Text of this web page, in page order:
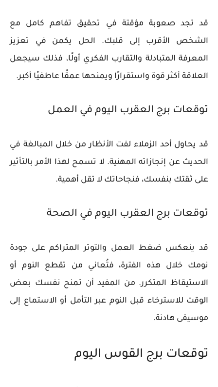
قد تجد صعوبة مؤقتة في تحقيق تفاهم كامل مع
الشخص الأقرب إلى قلبك. الحل يكمن في تعزيز
المعرفة المتبادلة والتقارب الفكري أولًا، فذلك سيجعل
العلاقة أكثر قوة واستقرارًا ويمنحها عمقًا عاطفيًا أكبر.
توقعات برج العقرب اليوم في العمل
قد يحاول أحد الزملاء لفت الأنظار من خلال المبالغة في
الحديث عن إنجازاته المهنية. لا تسمح لهذا الأمر بالتأثير
على ثقتك بنفسك، فنجاحاتك لا تقل أهمية.
توقعات برج العقرب اليوم في الصحة
قد ينعكس ضغط العمل والتوتر المتراكم على جودة
نومك خلال هذه الفترة، فتُعاني من تقطع النوم أو
الاستيقاظ المتكرر. من المفيد أن تمنح نفسك بعض
الوقت للاسترخاء قبل النوم عبر التأمل أو الاستماع إلى
موسيقى هادئة.
توقعات برج القوس اليوم